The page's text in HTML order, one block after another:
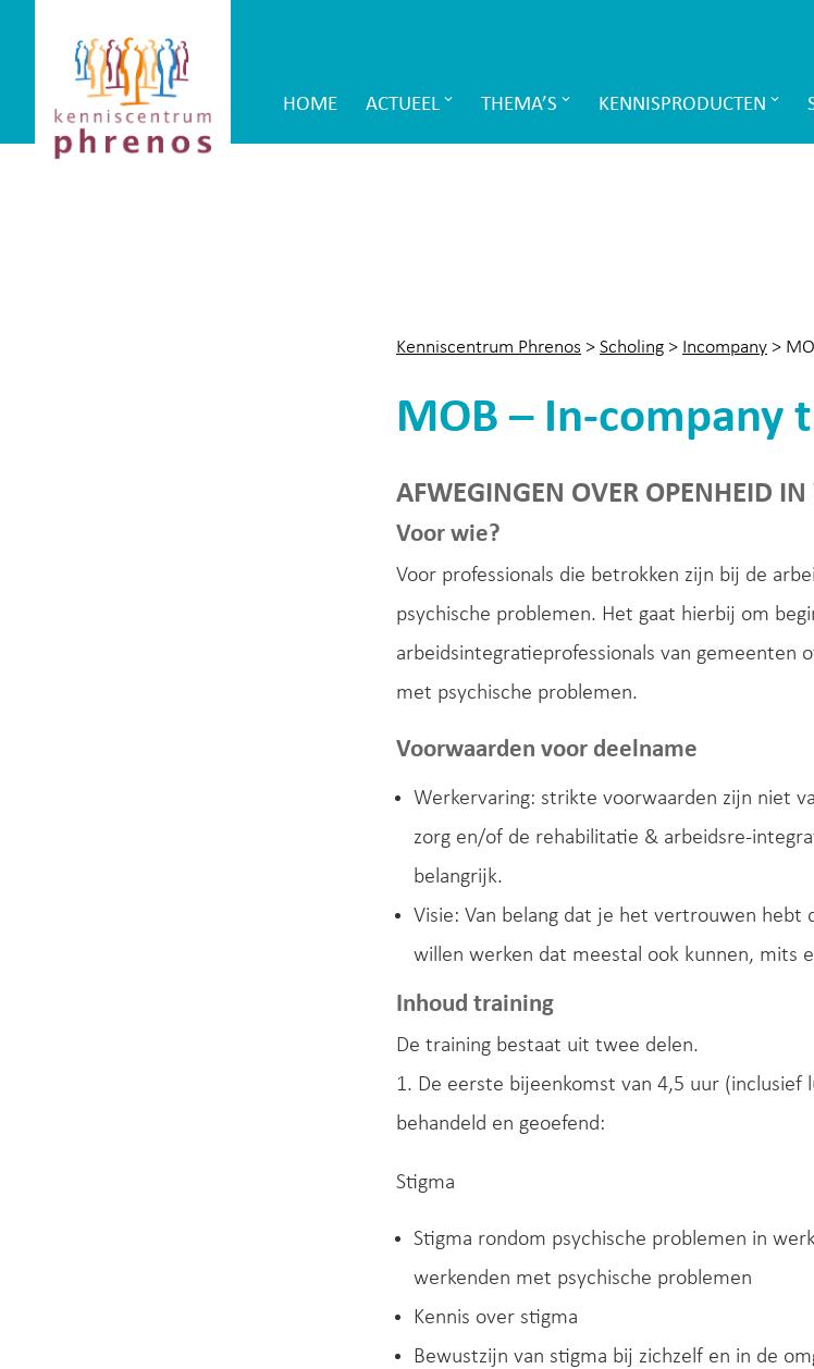
Phrenos
website
Main
HOME ACTUEEL THEMA’S KENNISPRODUCTEN
Kenniscentrum Phrenos > Scholing > Incompany >
MOB – In-company
AFWEGINGEN OVER OPENHEID
Voor wie?
Voor professionals die betrokken zijn bij de
psychische problemen. Het gaat hierbij om
arbeidsintegratieprofessionals van gemeenten
met psychische problemen.
Voorwaarden voor deelname
Werkervaring: strikte voorwaarden zijn niet
zorg en/of de rehabilitatie & arbeidsre-
belangrijk.
Visie: Van belang dat je het vertrouwen
willen werken dat meestal ook kunnen, mits
Inhoud training
De training bestaat uit twee delen.
1. De eerste bijeenkomst van 4,5 uur (inclusief
behandeld en geoefend:
Stigma
Stigma rondom psychische problemen in
werkenden met psychische problemen
Kennis over stigma
Bewustzijn van stigma bij zichzelf en in de